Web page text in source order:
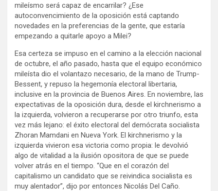
mileísmo será capaz de encarrilar? ¿Ese
autoconvencimiento de la oposición está captando
novedades en la preferencias de la gente, que estaría
empezando a quitarle apoyo a Milei?
Esa certeza se impuso en el camino a la elección nacional
de octubre, el año pasado, hasta que el equipo económico
mileísta dio el volantazo necesario, de la mano de Trump-
Bessent, y repuso la hegemonía electoral libertaria,
inclusive en la provincia de Buenos Aires. En noviembre, las
expectativas de la oposición dura, desde el kirchnerismo a
la izquierda, volvieron a recuperarse por otro triunfo, esta
vez más lejano: el éxito electoral del demócrata socialista
Zhoran Mamdani en Nueva York. El kirchnerismo y la
izquierda vivieron esa victoria como propia: le devolvió
algo de vitalidad a la ilusión opositora de que se puede
volver atrás en el tiempo. “Que en el corazón del
capitalismo un candidato que se reivindica socialista es
muy alentador”, dijo por entonces Nicolás Del Caño.